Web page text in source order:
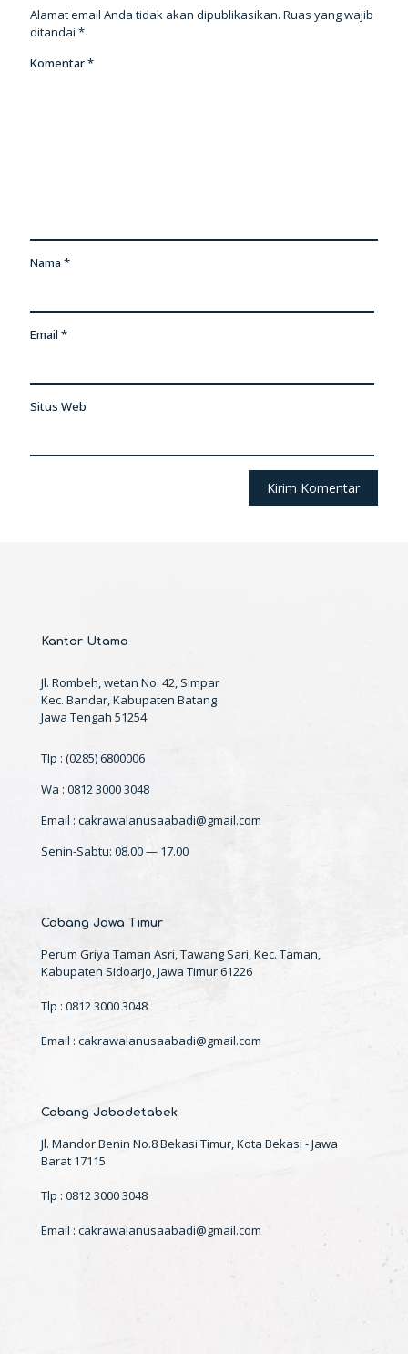
Alamat email Anda tidak akan dipublikasikan. Ruas yang wajib
ditandai *
Komentar*
Nama *
Email *
Situs Web
Kantor Utama
Jl. Rombeh, wetan No. 42, Simpar
Kec. Bandar, Kabupaten Batang
Jawa Tengah 51254
Tlp : (0285) 6800006
Wa : 0812 3000 3048
Email : cakrawalanusaabadi@gmail.com
Senin-Sabtu: 08.00 — 17.00
Cabang Jawa Timur
Perum Griya Taman Asri, Tawang Sari, Kec. Taman,
Kabupaten Sidoarjo, Jawa Timur 61226
Tlp : 0812 3000 3048
Email : cakrawalanusaabadi@gmail.com
Cabang Jabodetabek
Jl. Mandor Benin No.8 Bekasi Timur, Kota Bekasi - Jawa
Barat 17115
Tlp : 0812 3000 3048
Email : cakrawalanusaabadi@gmail.com